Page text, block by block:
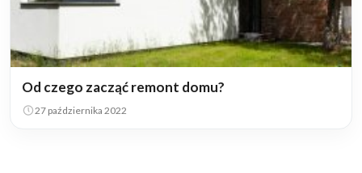
Od czego zacząć remont domu?
27 października 2022